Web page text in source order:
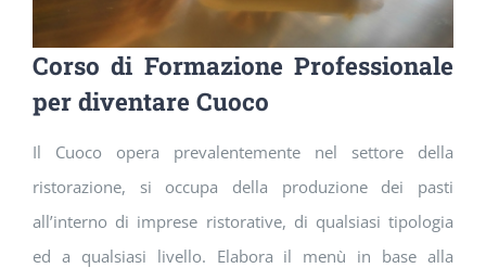
Corso di Formazione Professionale
per diventare Cuoco
Il Cuoco opera prevalentemente nel settore della
ristorazione, si occupa della produzione dei pasti
all’interno di imprese ristorative, di qualsiasi tipologia
ed a qualsiasi livello. Elabora il menù in base alla